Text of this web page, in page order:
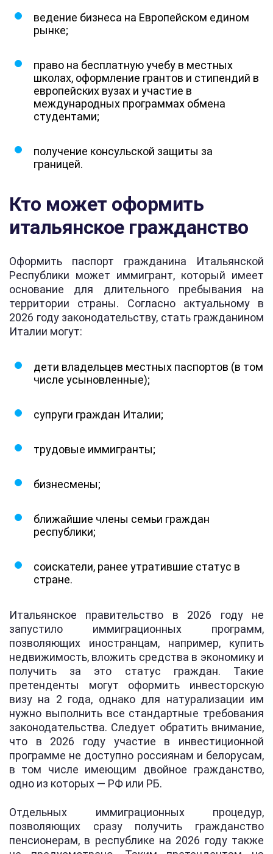
ведение бизнеса на Европейском едином
рынке;
право на бесплатную учебу в местных
школах, оформление грантов и стипендий в
европейских вузах и участие в
международных программах обмена
студентами;
получение консульской защиты за
границей.
Кто может оформить
итальянское гражданство
Оформить паспорт гражданина Итальянской
Республики может иммигрант, который имеет
основание для длительного пребывания на
территории страны. Согласно актуальному в
2026 году законодательству, стать гражданином
Италии могут:
дети владельцев местных паспортов (в том
числе усыновленные);
супруги граждан Италии;
трудовые иммигранты;
бизнесмены;
ближайшие члены семьи граждан
республики;
соискатели, ранее утратившие статус в
стране.
Итальянское правительство в 2026 году не
запустило иммиграционных программ,
позволяющих иностранцам, например, купить
недвижимость, вложить средства в экономику и
получить за это статус граждан. Такие
претенденты могут оформить инвесторскую
визу на 2 года, однако для натурализации им
нужно выполнить все стандартные требования
законодательства. Следует обратить внимание,
что в 2026 году участие в инвестиционной
программе не доступно россиянам и белорусам,
в том числе имеющим двойное гражданство,
одно из которых — РФ или РБ.
Отдельных иммиграционных процедур,
позволяющих сразу получить гражданство
пенсионерам, в республике на 2026 году также